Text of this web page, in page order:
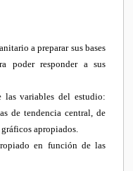
a preparar sus bases
poder responder a sus
las variables del estudio:
de tendencia central, de
apropiados.
en función de las